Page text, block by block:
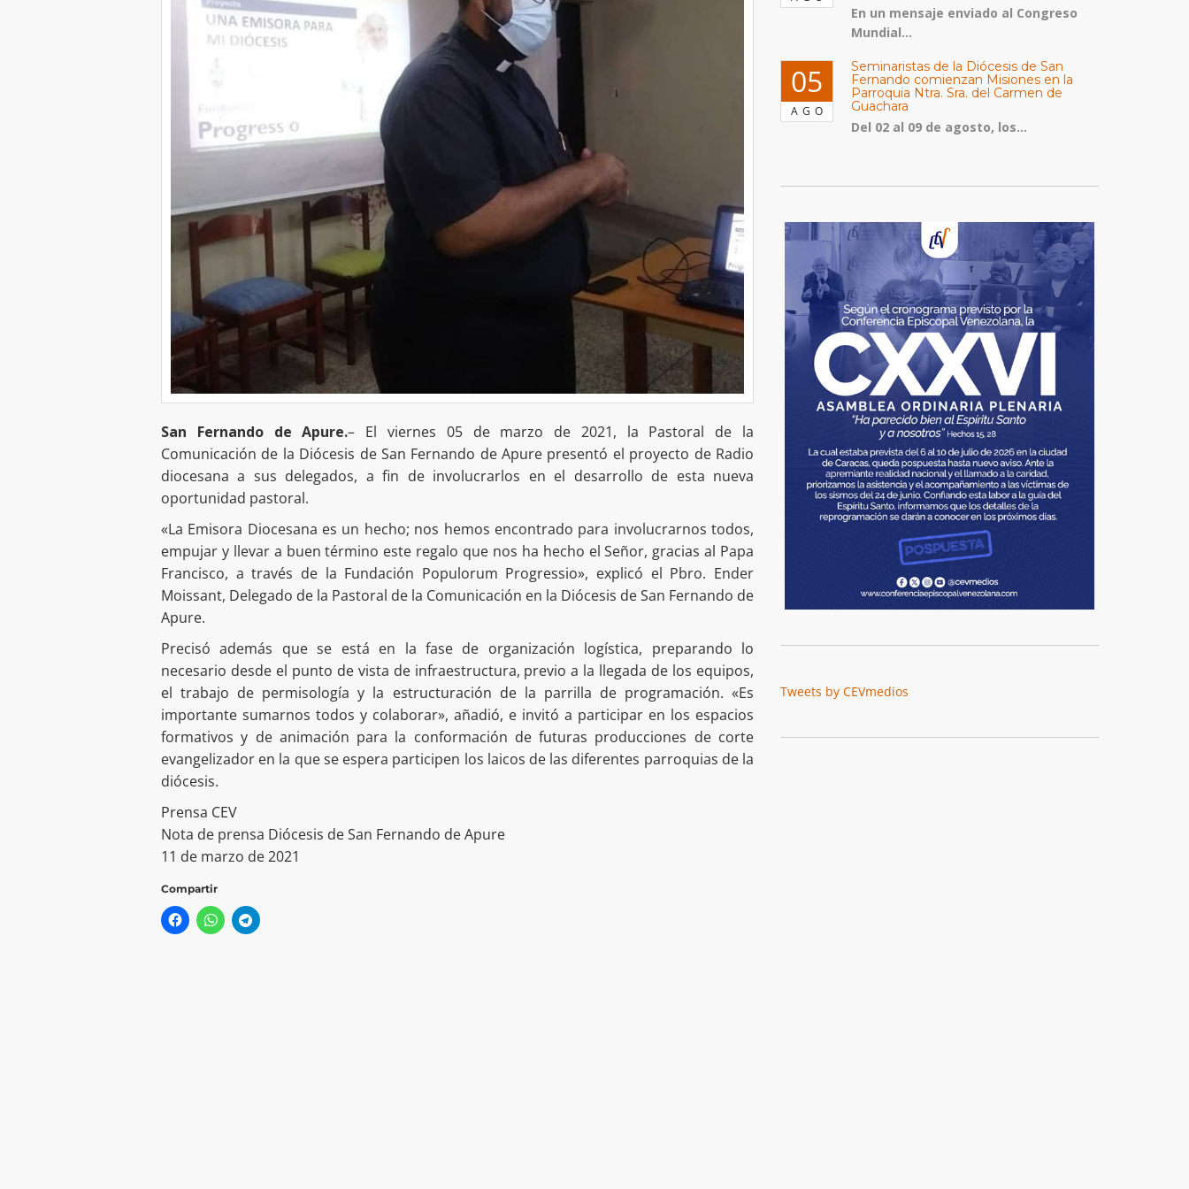
San Fernando de Apure.– El viernes 05 de marzo de 2021, la Pastoral de la
Comunicación de la Diócesis de San Fernando de Apure presentó el proyecto de Radio
diocesana a sus delegados, a fin de involucrarlos en el desarrollo de esta nueva
oportunidad pastoral.
«La Emisora Diocesana es un hecho; nos hemos encontrado para involucrarnos todos,
empujar y llevar a buen término este regalo que nos ha hecho el Señor, gracias al Papa
Francisco, a través de la Fundación Populorum Progressio», explicó el Pbro. Ender
Moissant, Delegado de la Pastoral de la Comunicación en la Diócesis de San Fernando de
Apure.
Precisó además que se está en la fase de organización logística, preparando lo
necesario desde el punto de vista de infraestructura, previo a la llegada de los equipos,
el trabajo de permisología y la estructuración de la parrilla de programación. «Es
importante sumarnos todos y colaborar», añadió, e invitó a participar en los espacios
formativos y de animación para la conformación de futuras producciones de corte
evangelizador en la que se espera participen los laicos de las diferentes parroquias de la
diócesis.
Prensa CEV
Nota de prensa Diócesis de San Fernando de Apure
11 de marzo de 2021
Compartir
En un mensaje enviado al Congreso
Mundial...
05
AGO
Seminaristas de la Diócesis de San
Fernando comienzan Misiones en la
Parroquia Ntra. Sra. del Carmen de
Guachara
Del 02 al 09 de agosto, los...
Tweets by CEVmedios